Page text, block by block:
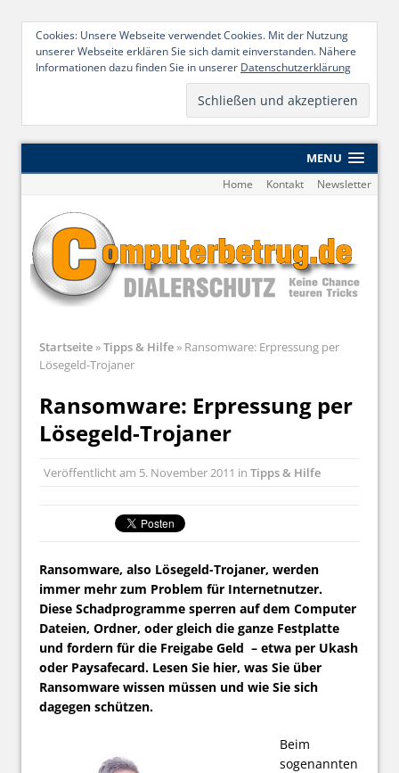
Cookies: Unsere Webseite verwendet Cookies. Mit der Nutzung
unserer Webseite erklären Sie sich damit einverstanden. Nähere
Informationen dazu finden Sie in unserer Datenschutzerklärung
MENU
Home Kontakt Newsletter
Startseite»Tipps & Hilfe» Ransomware: Erpressung per
Lösegeld-Trojaner
Ransomware: Erpressung per
Lösegeld-Trojaner
Veröffentlicht am 5. November 2011 in Tipps & Hilfe
Ransomware, also Lösegeld-Trojaner, werden
immer mehr zum Problem für Internetnutzer.
Diese Schadprogramme sperren auf dem Computer
Dateien, Ordner, oder gleich die ganze Festplatte
und fordern für die Freigabe Geld – etwa per Ukash
oder Paysafecard. Lesen Sie hier, was Sie über
Ransomware wissen müssen und wie Sie sich
dagegen schützen.
Beim
sogenannten